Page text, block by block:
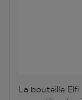
La bouteille